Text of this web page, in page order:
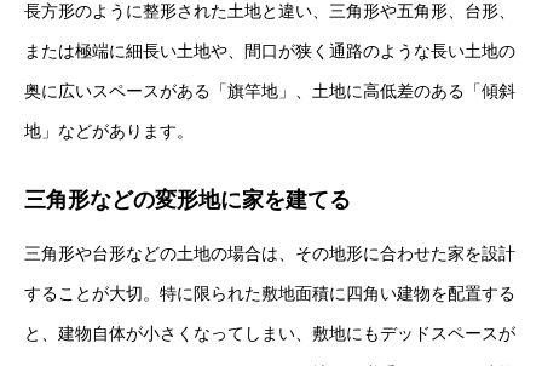
長方形のように整形された土地と違い、三角形や五角形、台形、
または極端に細長い土地や、間口が狭く通路のような長い土地の
奥に広いスペースがある「旗竿地」、土地に高低差のある「傾斜
地」などがあります。
三角形などの変形地に家を建てる
三角形や台形などの土地の場合は、その地形に合わせた家を設計
することが大切。特に限られた敷地面積に四角い建物を配置する
と、建物自体が小さくなってしまい、敷地にもデッドスペースが